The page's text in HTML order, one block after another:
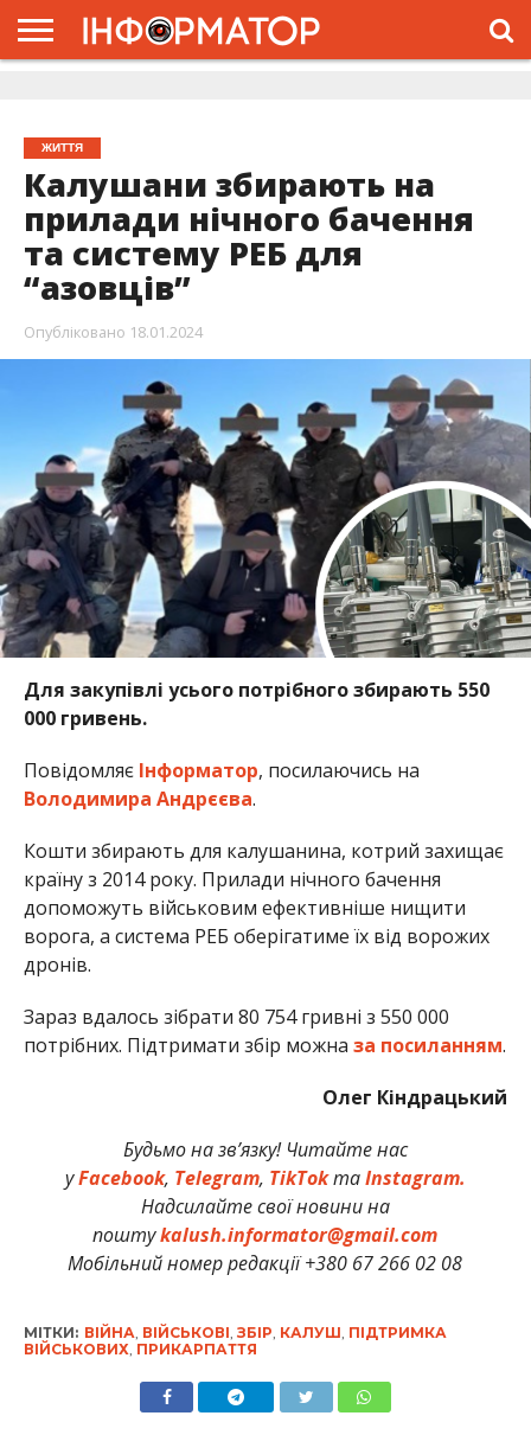
ЖИТТЯ
Калушани збирають на
прилади нічного бачення
та систему РЕБ для
“азовців”
Опубліковано 18.01.2024
Для закупівлі усього потрібного збирають 550
000 гривень.
Повідомляє Інформатор, посилаючись на
Володимира Андрєєва.
Кошти збирають для калушанина, котрий захищає
країну з 2014 року. Прилади нічного бачення
допоможуть військовим ефективніше нищити
ворога, а система РЕБ оберігатиме їх від ворожих
дронів.
Зараз вдалось зібрати 80 754 гривні з 550 000
потрібних. Підтримати збір можна за посиланням.
Олег Кіндрацький
Будьмо на зв’язку! Читайте нас
уFacebook, Telegram, TikTokтаInstagram.
Надсилайте свої новини на
поштуkalush.informator@gmail.com
Мобільний номер редакції +380 67 266 02 08
МІТКИ: ВІЙНА ВІЙСЬКОВІ ЗБІР КАЛУШ ПІДТРИМКА
ВІЙСЬКОВИХ ПРИКАРПАТТЯ